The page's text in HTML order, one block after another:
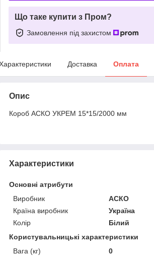
Що таке купити з Пром?
Замовлення під захистом
Доставка Оплата
Опис
Короб АСКО УКРЕМ 15*15/2000 мм
Характеристики
Основні атрибути
Виробник
АСКО
Країна виробник
Україна
Колір
Білий
Користувальницькі характеристики
Вага (кг)
0